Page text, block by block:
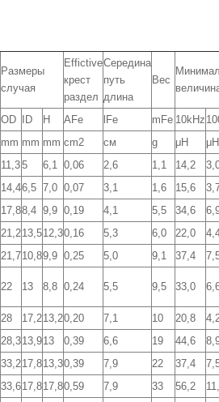
Размеры
случая
Effictive
крест
раздел
Середина
путь
длина
Вес
OD ID H AFe lFe mFe 10kHz
mm mm mm cm2 см g μH
μH
11,35 6,1 0,06 2,6 1,1 14,2
14,46,5 7,0 0,07 3,1 1,6 15,6
17,88,4 9,9 0,19 4,1 5,5 34,6
21,213,512,30,16 5,3 6,0 22,0
21,710,89,9 0,25 5,0 9,1 37,4
22 13 8,8 0,24 5,5 9,5 33,0
28 17,213,20,20 7,1 10 20,8
28,313,913 0,39 6,6 19 44,6
33,217,813,30,39 7,9 22 37,4
33,617,817,80,59 7,9 33 56,2